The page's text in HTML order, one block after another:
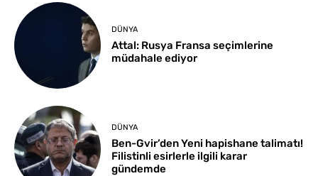
DÜNYA
Attal: Rusya Fransa seçimlerine
müdahale ediyor
DÜNYA
Ben-Gvir’den Yeni hapishane talimatı!
Filistinli esirlerle ilgili karar
gündemde